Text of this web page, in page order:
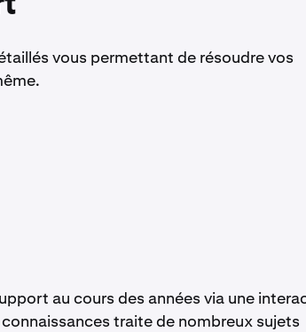
vous permettant de résoudre vos
au cours des années via une
traite de nombreux sujets